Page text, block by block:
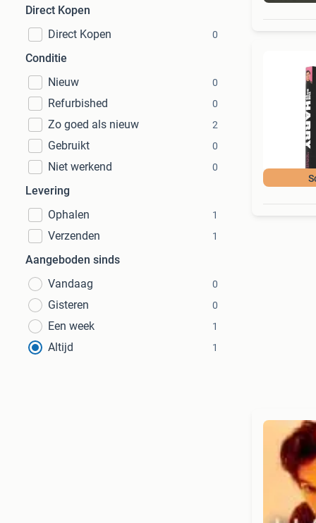
Direct Kopen
Direct Kopen
0
Conditie
Nieuw
0
Refurbished 0
Zo goed als nieuw 2
Gebruikt 0
Niet werkend 0
Levering
Ophalen
1
Verzenden 1
Aangeboden sinds
Vandaag
0
Gisteren 0
Een week 1
Altijd 1